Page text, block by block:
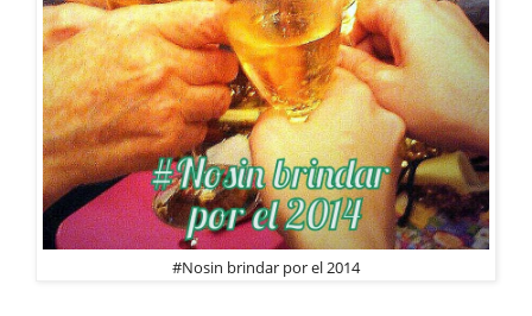
#Nosin brindar por el 2014